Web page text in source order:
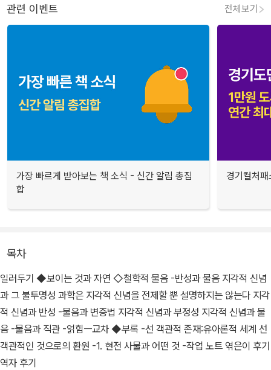
관련 이벤트 전체보기
가장 빠르게 받아보는 책 소식 - 신간 알림 총집
합
경기컬처
목차
일러두기 ◆보이는 것과 자연 ◇철학적 물음 -반성과 물음 지각적 신념
과 그 불투명성 과학은 지각적 신념을 전제할 뿐 설명하지는 않는다 지각
적 신념과 반성 -물음과 변증법 지각적 신념과 부정성 지각적 신념과 물
음 -물음과 직관 -얽힘ㅡ교차 ◆부록 -선 객관적 존재:유아론적 세계 선
객관적인 것으로의 환원 -1. 현전 사물과 어떤 것 -작업 노트 엮은이 후기
역자 후기